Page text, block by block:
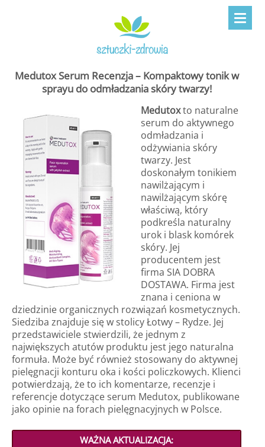
Medutox Serum Recenzja – Kompaktowy tonik w
sprayu do odmładzania skóry twarzy!
Medutoxto naturalne
serum do aktywnego
odmładzania i
odżywiania skóry
twarzy. Jest
doskonałym tonikiem
nawilżającym i
nawilżającym skórę
właściwą, który
podkreśla naturalny
urok i blask komórek
skóry. Jej
producentem jest
firma SIA DOBRA
DOSTAWA. Firma jest
znana i ceniona w
dziedzinie organicznych rozwiązań kosmetycznych.
Siedziba znajduje się w stolicy Łotwy – Rydze. Jej
przedstawiciele stwierdzili, że jednym z
największych atutów produktu jest jego naturalna
formuła. Może być również stosowany do aktywnej
pielęgnacji konturu oka i kości policzkowych. Klienci
potwierdzają, że to ich komentarze, recenzje i
referencje dotyczące serum Medutox, publikowane
jako opinie na forach pielęgnacyjnych w Polsce.
WAŻNA AKTUALIZACJA: